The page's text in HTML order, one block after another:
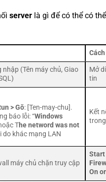
server là gì để có thể có
(Tên máy chủ, Giao
Mở
tin
> Gõ: [Ten-may-chu].
báo lỗi: “Windows
The netword was not
do khác mạng LAN
Kết
máy chủ chặn truy cập
Start
On